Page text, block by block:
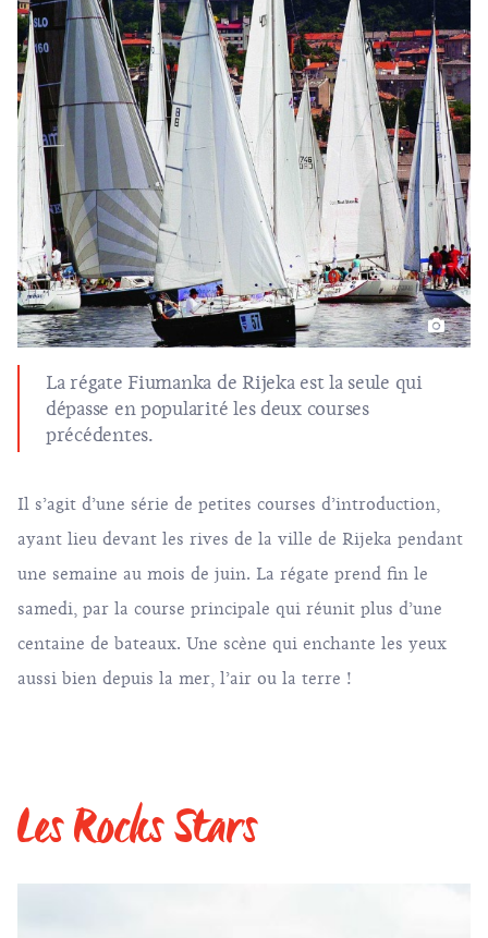
La régate Fiumanka de Rijeka est la seule qui
dépasse en popularité les deux courses
précédentes.
Il s’agit d’une série de petites courses d’introduction,
ayant lieu devant les rives de la ville de Rijeka pendant
une semaine au mois de juin. La régate prend fin le
samedi, par la course principale qui réunit plus d’une
centaine de bateaux. Une scène qui enchante les yeux
aussi bien depuis la mer, l’air ou la terre !
Les Rocks Stars